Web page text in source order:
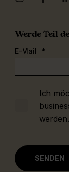
Werde Teil
E-Mail *
Ich
werden.